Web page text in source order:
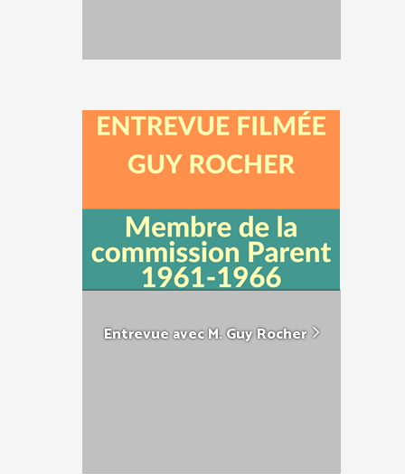
Entrevue avec M. Guy Rocher